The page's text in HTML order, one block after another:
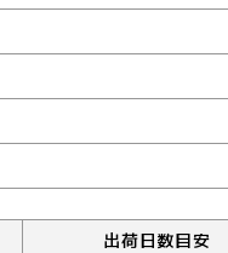
出荷日数目安